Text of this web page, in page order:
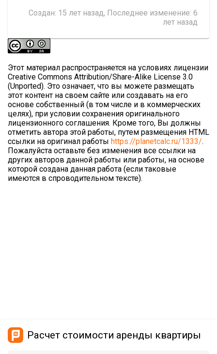
Создан: 15 лет назад, Последнее изменение: 6
лет назад
Этот материал распространяется на условиях лицензии
Creative Commons Attribution/Share-Alike License 3.0
(Unported). Это означает, что вы можете размещать
этот контент на своем сайте или создавать на его
основе собственный (в том числе и в коммерческих
целях), при условии сохранения оригинального
лицензионного соглашения. Кроме того, Вы должны
отметить автора этой работы, путем размещения HTML
ссылки на оригинал работы https://planetcalc.ru/1333/.
Пожалуйста оставьте без изменения все ссылки на
других авторов данной работы или работы, на основе
которой создана данная работа (если таковые
имеются в спроводительном тексте).
Расчет стоимости аренды квартиры